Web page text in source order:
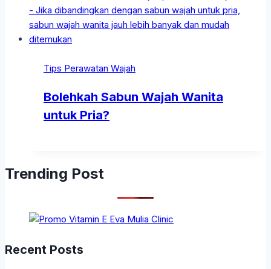
Tips Perawatan Wajah
Bolehkah Sabun Wajah Wanita
untuk Pria?
Trending Post
Recent Posts